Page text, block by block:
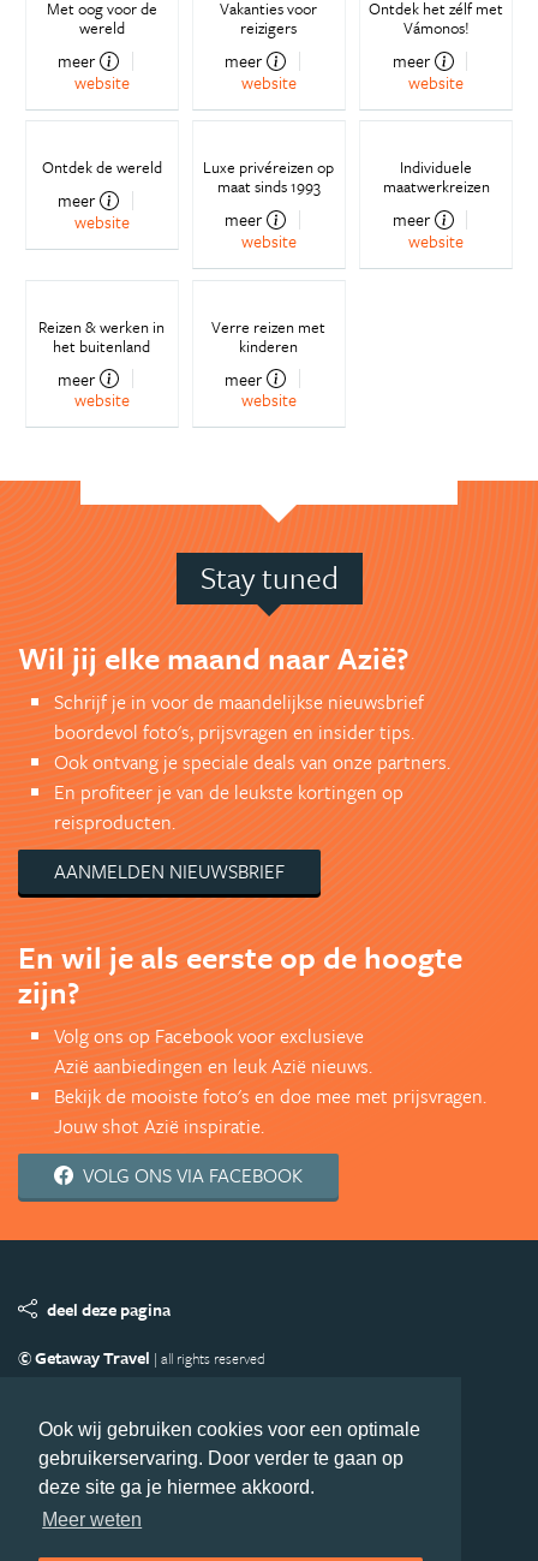
Ook wij gebruiken cookies voor een optimale
gebruikerservaring. Door verder te gaan op
deze site ga je hiermee akkoord.
Meer weten
Met oog voor de
wereld
meer
website
Vakanties voor
reizigers
meer
website
Ontdek het zélf met
Vámonos!
meer
website
meer
website
maat sinds 1993
website
Verre reizen met
meer
website
Stay tuned
Wil jij elke maand naar Azië?
Schrijf je in voor de maandelijkse nieuwsbrief
Ook ontvang je speciale deals van onze partners.
En profiteer je van de leukste kortingen op
reisproducten.
AANMELDEN NIEUWSBRIEF
En wil je als eerste op de hoogte
zijn?
Jouw shot Azië inspiratie.
VOLG ONS VIA FACEBOOK
deel deze pagina